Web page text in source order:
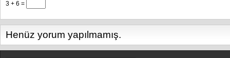
3 + 6 =
Henüz yorum yapılmamış.